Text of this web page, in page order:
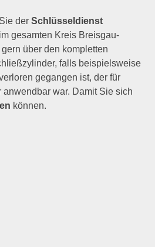
derSchlüsseldienst
gesamten Kreis Breisgau-
über den kompletten
falls beispielsweise
gegangen ist, der für
anwendbar war. Damit Sie sich
können.